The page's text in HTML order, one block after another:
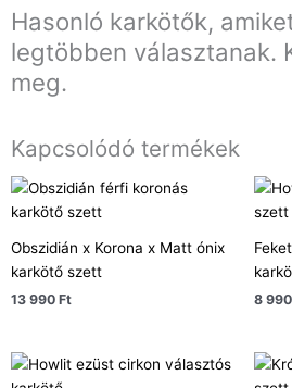
Hasonló karkötők,
legtöbben választanak.
meg.
Kapcsolódó termékek
Obszidián x Korona x Matt ónix
karkötő szett
13 990 Ft 8 990